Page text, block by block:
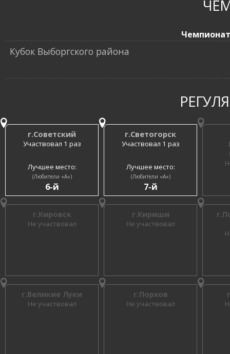
Чемпионат
Кубок Выборгского района
г.Советский
Участвовал 1 раз
Лучшее место:
(Любители «A»)
6-й
г.Светогорск
Участвовал 1 раз
Лучшее место:
(Любители «A»)
7-й
г.Кировск
Не участвовал
г.Кириши
Не участвовал
г.Великие Луки
Не участвовал
г.Порхов
Не участвовал